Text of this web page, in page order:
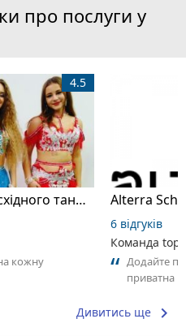
про послуги у
Hot Arabian Dance, школа східного танцю
4.5
кожну
6 відгуків
Команда
Додайте
приватна
Дивитись ще keyboard_arrow_right